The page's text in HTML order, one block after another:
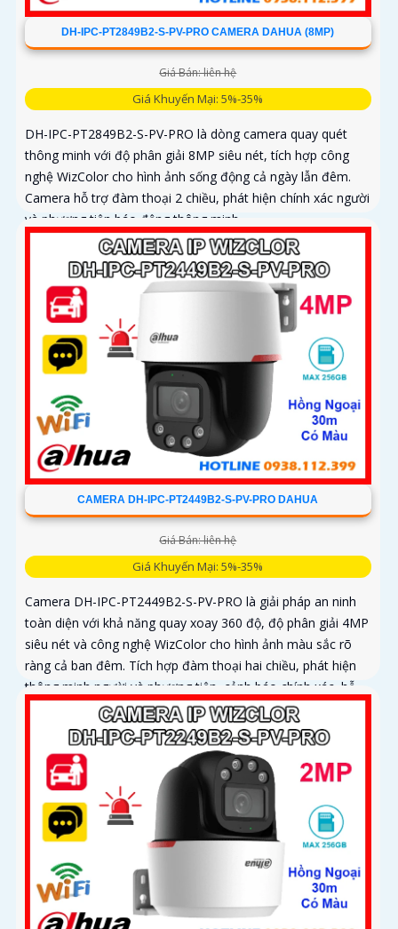
DH-IPC-PT2849B2-S-PV-PRO CAMERA DAHUA (8MP)
Giá Bán: liên hệ
Giá Khuyến Mại: 5%-35%
DH-IPC-PT2849B2-S-PV-PRO là dòng camera quay quét
thông minh với độ phân giải 8MP siêu nét, tích hợp công
nghệ WizColor cho hình ảnh sống động cả ngày lẫn đêm.
Camera hỗ trợ đàm thoại 2 chiều, phát hiện chính xác người
và phương tiện báo động thông minh
CAMERA DH-IPC-PT2449B2-S-PV-PRO DAHUA
Giá Bán: liên hệ
Giá Khuyến Mại: 5%-35%
Camera DH-IPC-PT2449B2-S-PV-PRO là giải pháp an ninh
toàn diện với khả năng quay xoay 360 độ, độ phân giải 4MP
siêu nét và công nghệ WizColor cho hình ảnh màu sắc rõ
ràng cả ban đêm. Tích hợp đàm thoại hai chiều, phát hiện
thông minh người và phương tiện, cảnh báo chính xác, hỗ
trợ thẻ nhớ lên đến 256GB